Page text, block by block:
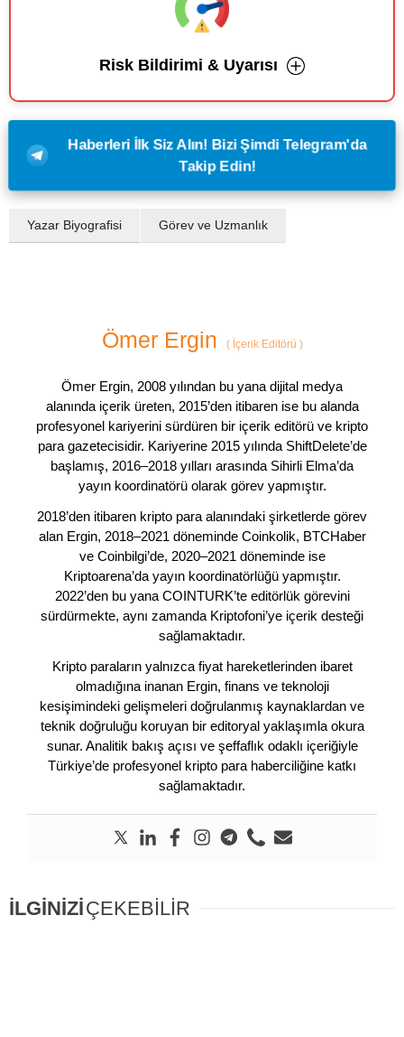
Risk Bildirimi & Uyarısı
Haberleri İlk Siz Alın! Bizi Şimdi Telegram'da
Takip Edin!
Yazar Biyografisi Görev ve Uzmanlık
Ömer Ergin (İçerik Editörü )
Ömer Ergin, 2008 yılından bu yana dijital medya
alanında içerik üreten, 2015’den itibaren ise bu alanda
profesyonel kariyerini sürdüren bir içerik editörü ve kripto
para gazetecisidir. Kariyerine 2015 yılında ShiftDelete’de
başlamış, 2016–2018 yılları arasında Sihirli Elma’da
yayın koordinatörü olarak görev yapmıştır.
2018’den itibaren kripto para alanındaki şirketlerde görev
alan Ergin, 2018–2021 döneminde Coinkolik, BTCHaber
ve Coinbilgi’de, 2020–2021 döneminde ise
Kriptoarena’da yayın koordinatörlüğü yapmıştır.
2022’den bu yana COINTURK’te editörlük görevini
sürdürmekte, aynı zamanda Kriptofoni’ye içerik desteği
sağlamaktadır.
Kripto paraların yalnızca fiyat hareketlerinden ibaret
olmadığına inanan Ergin, finans ve teknoloji
kesişimindeki gelişmeleri doğrulanmış kaynaklardan ve
teknik doğruluğu koruyan bir editoryal yaklaşımla okura
sunar. Analitik bakış açısı ve şeffaflık odaklı içeriğiyle
Türkiye’de profesyonel kripto para haberciliğine katkı
sağlamaktadır.
İLGİNİZİÇEKEBİLİR